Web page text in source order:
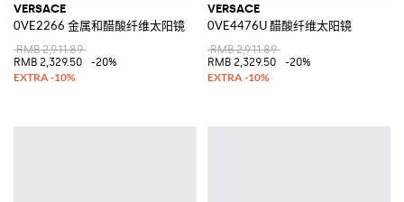
VERSACE
0VE2266 金属和醋酸纤维太阳镜
RMB 2,911.89
RMB 2,329.50
-20%
VERSACE
0VE4476U 醋酸纤维太阳镜
RMB 2,911.89
RMB 2,329.50
-20%